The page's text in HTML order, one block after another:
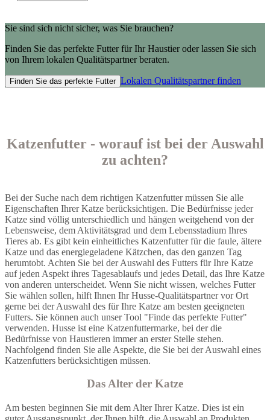
Sie sind sich nicht sicher, was Sie brauchen?
Finden Sie das perfekte Futter für Ihr Haustier oder lassen Sie sich
von Ihrem lokalen Qualitätspartner beraten.
Finden Sie das perfekte Futter Lokalen Qualitätspartner finden
Katzenfutter - worauf ist bei der Auswahl
zu achten?
Bei der Suche nach dem richtigen Katzenfutter müssen Sie alle
Eigenschaften Ihrer Katze berücksichtigen. Die Bedürfnisse jeder
Katze sind völlig unterschiedlich und hängen weitgehend von der
Lebensweise, dem Aktivitätsgrad und dem Lebensstadium Ihres
Tieres ab. Es gibt kein einheitliches Katzenfutter für die faule, ältere
Katze und das energiegeladene Kätzchen, das den ganzen Tag
herumtobt. Achten Sie bei der Auswahl des Futters für Ihre Katze
auf jeden Aspekt ihres Tagesablaufs und jedes Detail, das Ihre Katze
von anderen unterscheidet. Wenn Sie nicht wissen, welches Futter
Sie wählen sollen, hilft Ihnen Ihr Husse-Qualitätspartner vor Ort
gerne bei der Auswahl des für Ihre Katze am besten geeigneten
Futters. Sie können auch unser Tool "Finde das perfekte Futter"
verwenden. Husse ist eine Katzenfuttermarke, bei der die
Bedürfnisse von Haustieren immer an erster Stelle stehen.
Nachfolgend finden Sie alle Aspekte, die Sie bei der Auswahl eines
Katzenfutters berücksichtigen müssen.
Das Alter der Katze
Am besten beginnen Sie mit dem Alter Ihrer Katze. Dies ist ein